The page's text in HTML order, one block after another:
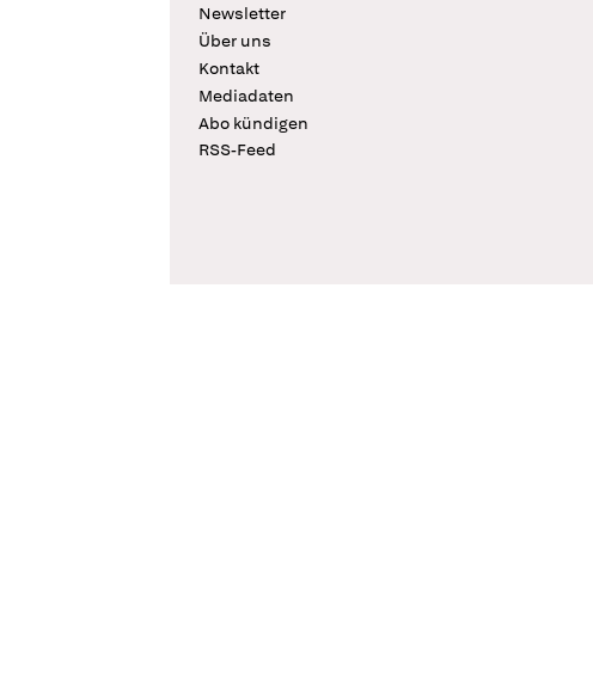
Newsletter
Über uns
Kontakt
Mediadaten
Abo kündigen
RSS-Feed